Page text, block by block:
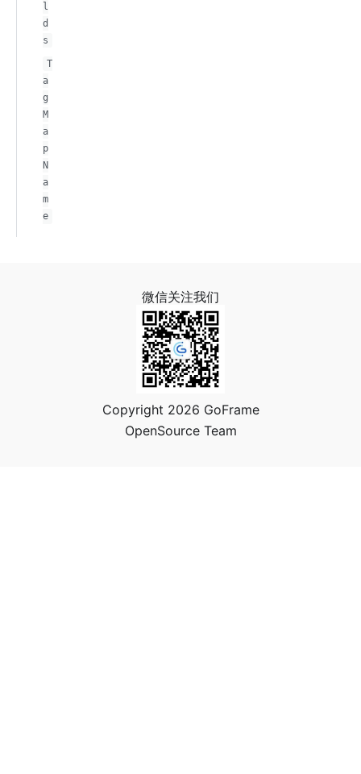
l
d
s
T
a
g
M
a
p
N
a
m
e
微信关注我们
Copyright 2026 GoFrame
OpenSource Team